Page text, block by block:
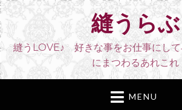
縫うらぶ
縫うLOVE♪ 好きな事をお仕事にして
にまつわるあれこれ
MENU